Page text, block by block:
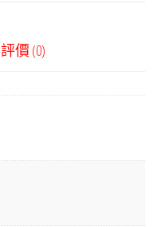
評價 (0)